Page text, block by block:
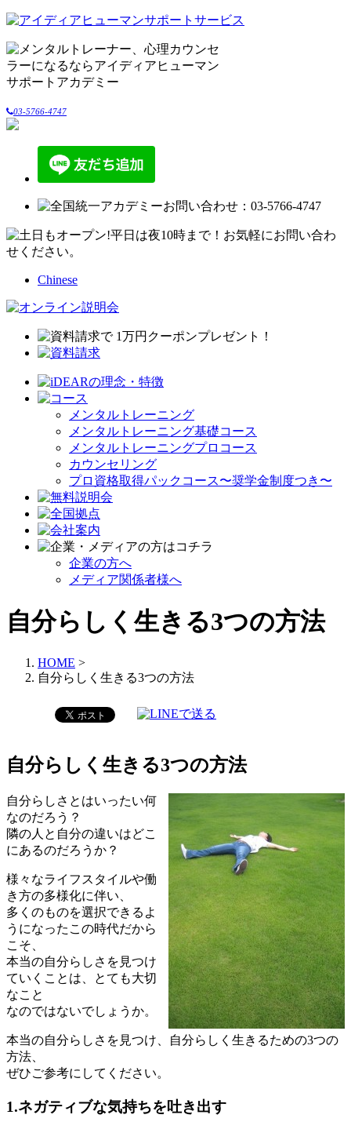
03-5766-4747
Chinese
メンタルトレーニング
メンタルトレーニング基礎コース
メンタルトレーニングプロコース
カウンセリング
プロ資格取得パックコース〜奨学金制度つき〜
企業の方へ
メディア関係者様へ
自分らしく生きる3つの方法
HOME >
自分らしく生きる3つの方法
自分らしく生きる3つの方法
自分らしさとはいったい何
なのだろう？
隣の人と自分の違いはどこ
にあるのだろうか？
様々なライフスタイルや働
き方の多様化に伴い、
多くのものを選択できるよ
うになったこの時代だから
こそ、
本当の自分らしさを見つけ
ていくことは、とても大切
なこと
なのではないでしょうか。
本当の自分らしさを見つけ、自分らしく生きるための3つの
方法、
ぜひご参考にしてください。
1.ネガティブな気持ちを吐き出す